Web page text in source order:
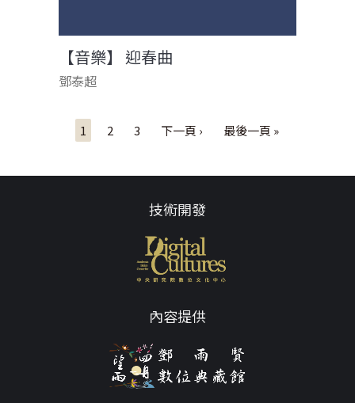
【音樂】 迎春曲
鄧泰超
1 2 3 下一頁 › 最後一頁 »
技術開發
內容提供